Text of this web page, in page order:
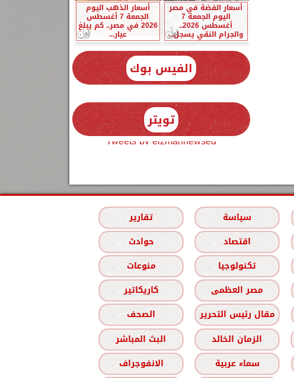
أسعار الفضة في مصر
اليوم الجمعة 7
أغسطس 2026..
والجرام النقي يسجل...
أسعار الذهب اليوم
الجمعة 7 أغسطس
2026 في مصر.. كم يبلغ
عيار...
الفيس بوك
تويتر
Tweets by elzmannewseg
سياسة
تقارير
اقتصاد
حوادث
تكنولوجيا
منوعات
مصر العظمى
كاريكاتير
مقال رئيس التحرير
الصحف
الزمان الخالد
البث المباشر
سماء عربية الانفوجراف